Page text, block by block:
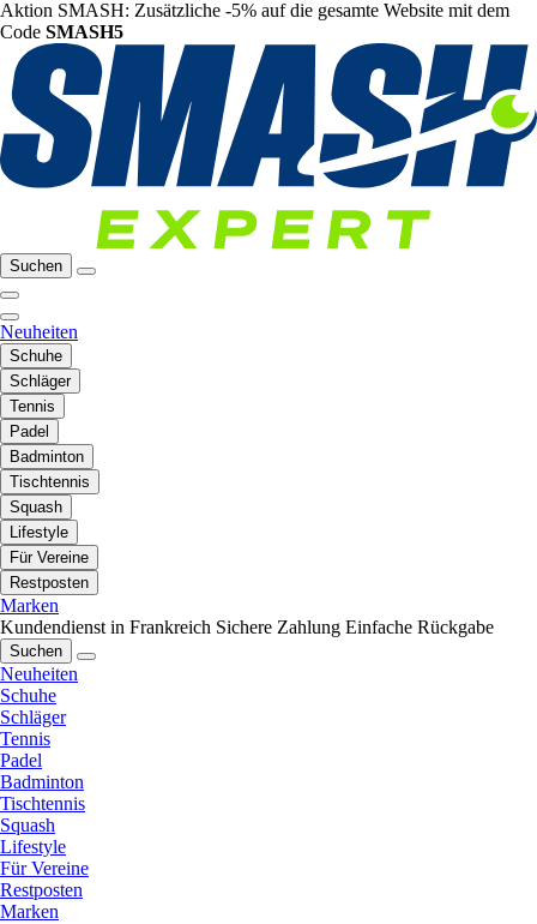
Aktion SMASH: Zusätzliche -5% auf die gesamte Website mit dem
Code SMASH5
Suchen
Neuheiten
Schuhe
Schläger
Tennis
Padel
Badminton
Tischtennis
Squash
Lifestyle
Für Vereine
Restposten
Marken
Kundendienst in Frankreich Sichere Zahlung Einfache Rückgabe
Suchen
Neuheiten
Schuhe
Schläger
Tennis
Padel
Badminton
Tischtennis
Squash
Lifestyle
Für Vereine
Restposten
Marken